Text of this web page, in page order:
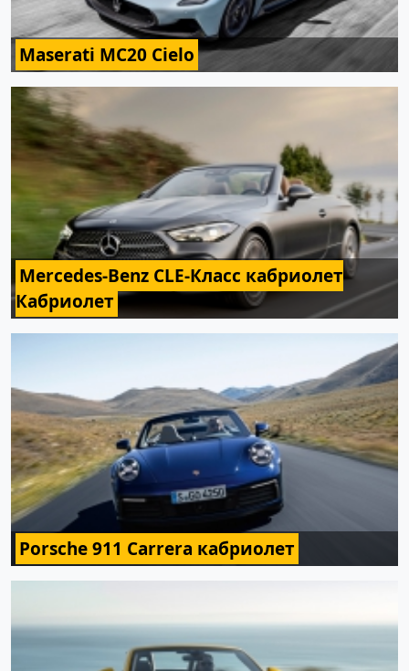
Maserati MC20 Cielo
Mercedes-Benz CLE-Класс кабриолет
Кабриолет
Porsche 911 Carrera кабриолет